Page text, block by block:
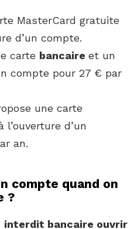
MasterCard gratuite
d’un compte.
carte bancaire et un
compte pour 27 € par
une carte
l’ouverture d’un
an.
compte quand on
?
interdit bancaire ouvrir